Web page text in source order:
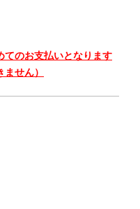
のお支払いとなります
せん）